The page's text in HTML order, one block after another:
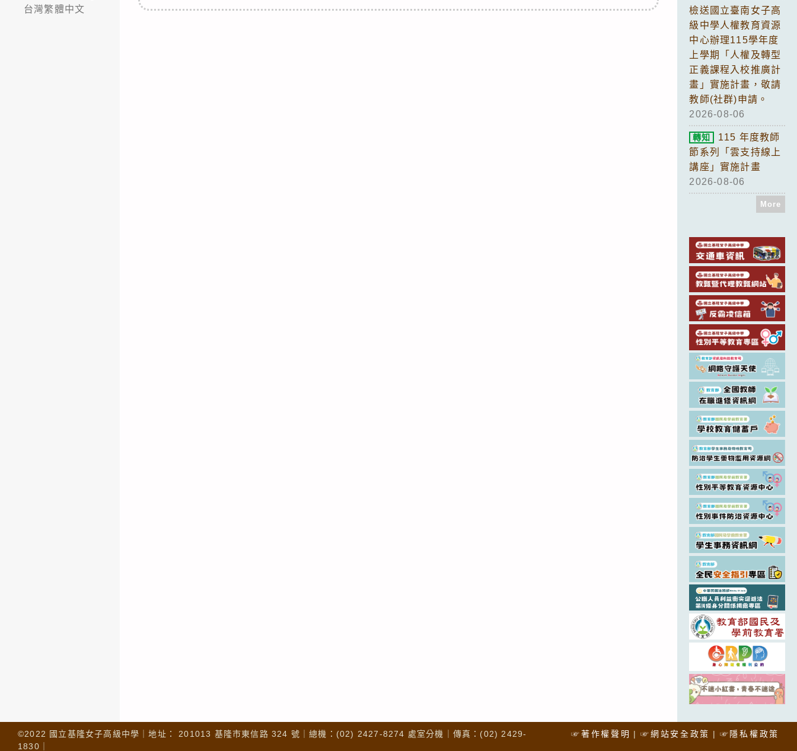
台灣繁體中文
檢送國立臺南女子高
級中學人權教育資源
中心辦理115學年度
上學期「人權及轉型
正義課程入校推廣計
畫」實施計畫，敬請
教師(社群)申請。
2026-08-06
轉知
115 年度教師
節系列「雲支持線上
講座」實施計畫
2026-08-06
More
☞著作權聲明 ☞網站安全政策 ☞隱私權政策
©2022 國立基隆女子高級中學｜地址： 201013 基隆市東信路 324 號｜總機：(02) 2427-8274 處室分機｜傳真：(02) 2429-
1830｜